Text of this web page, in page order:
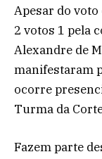
Apesar do
2 votos 1 pela
Alexandre de
manifestaram
ocorre
Turma da
Fazem parte